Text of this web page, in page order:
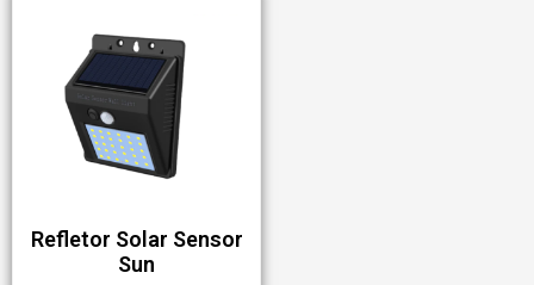
Refletor Solar Sensor
Sun